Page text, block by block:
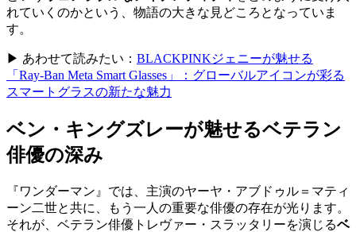
れていくのかという、物語の大きな見どころとなっていま
す。
▶ あわせて読みたい： BLACKPINKジェニーが魅せる
「Ray-Ban Meta Smart Glasses」：グローバルアイコンが彩る
スマートグラスの新たな魅力
ベン・キングズレーが魅せるベテラン
俳優の深み
『ワンダーマン』では、主演のヤーヤ・アブドゥル＝マティ
ーン二世と共に、もう一人の重要な俳優の存在が光ります。
それが、ベテラン俳優トレヴァー・スラッタリーを演じるベ